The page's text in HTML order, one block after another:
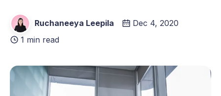
Ruchaneeya Leepila
Dec 4, 2020
1 min read